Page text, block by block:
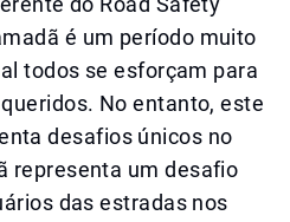
é um período muito
todos se esforçam para
No entanto, este
desafios únicos no
representa um desafio
das estradas nos